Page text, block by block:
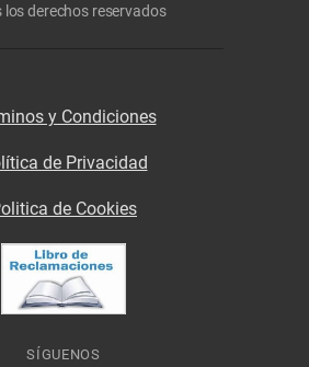
los derechos reservados
y Condiciones
de Privacidad
de Cookies
SÍGUENOS